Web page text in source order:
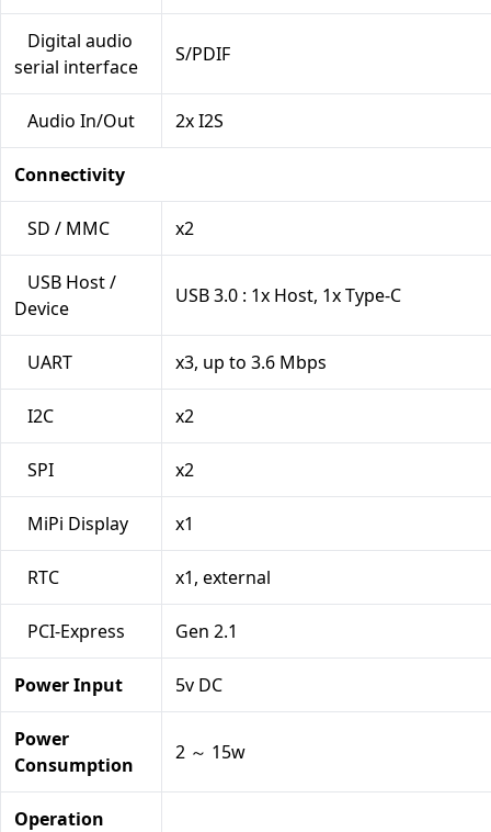
Digital audio
serial interface
S/PDIF
Audio In/Out 2x I2S
Connectivity
SD / MMC x2
USB Host /
Device
USB 3.0 : 1x Host, 1x Type-C
UART x3, up to 3.6 Mbps
I2C x2
SPI x2
MiPi Display x1
RTC x1, external
PCI-Express Gen 2.1
Power Input 5v DC
Power
Consumption
2 ～ 15w
Operation